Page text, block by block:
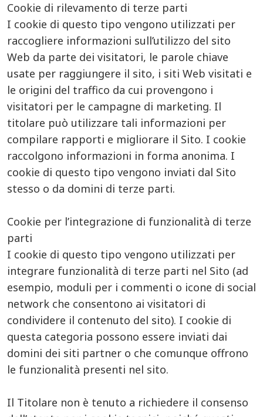
Cookie di rilevamento di terze parti
I cookie di questo tipo vengono utilizzati per
raccogliere informazioni sull’utilizzo del sito
Web da parte dei visitatori, le parole chiave
usate per raggiungere il sito, i siti Web visitati e
le origini del traffico da cui provengono i
visitatori per le campagne di marketing. Il
titolare può utilizzare tali informazioni per
compilare rapporti e migliorare il Sito. I cookie
raccolgono informazioni in forma anonima. I
cookie di questo tipo vengono inviati dal Sito
stesso o da domini di terze parti.
Cookie per l’integrazione di funzionalità di terze
parti
I cookie di questo tipo vengono utilizzati per
integrare funzionalità di terze parti nel Sito (ad
esempio, moduli per i commenti o icone di social
network che consentono ai visitatori di
condividere il contenuto del sito). I cookie di
questa categoria possono essere inviati dai
domini dei siti partner o che comunque offrono
le funzionalità presenti nel sito.
Il Titolare non è tenuto a richiedere il consenso